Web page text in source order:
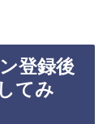
登録後
てみ